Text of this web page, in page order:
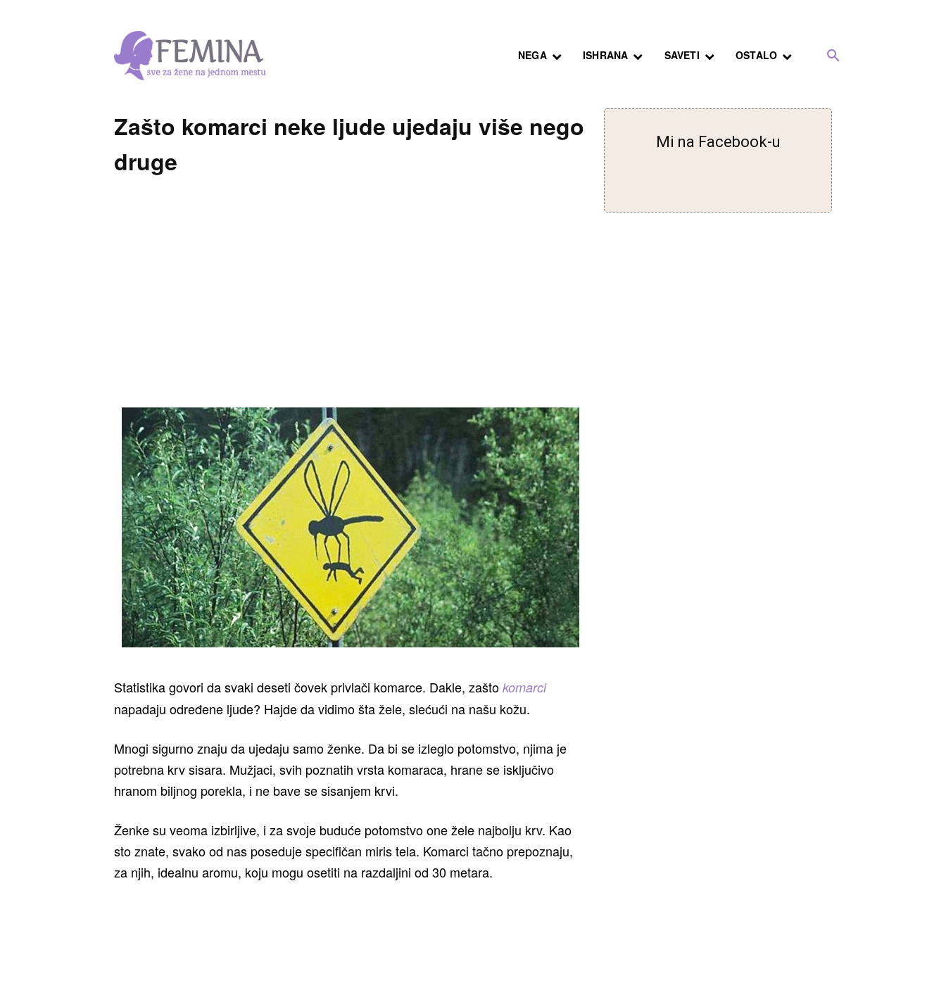
NEGA ISHRANA SAVETI OSTALO
Zašto komarci neke ljude ujedaju više nego
druge
Statistika govori da svaki deseti čovek privlači komarce. Dakle, zašto komarci
napadaju određene ljude? Hajde da vidimo šta žele, slećući na našu kožu.
Mnogi sigurno znaju da ujedaju samo ženke. Da bi se izleglo potomstvo, njima je
potrebna krv sisara. Mužjaci, svih poznatih vrsta komaraca, hrane se isključivo
hranom biljnog porekla, i ne bave se sisanjem krvi.
Ženke su veoma izbirljive, i za svoje buduće potomstvo one žele najbolju krv. Kao
sto znate, svako od nas poseduje specifičan miris tela. Komarci tačno prepoznaju,
za njih, idealnu aromu, koju mogu osetiti na razdaljini od 30 metara.
Mi na Facebook-u